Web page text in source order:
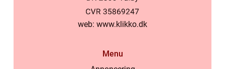
web: www.klikko.dk
Menu